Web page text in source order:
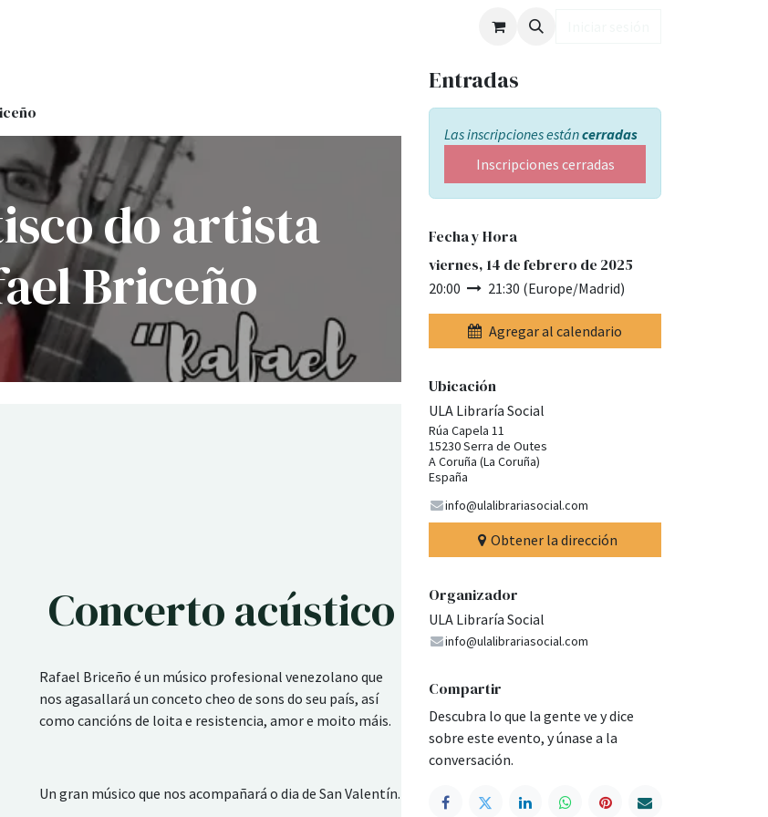
do artista
Briceño
Concerto acústico
Rafael Briceño é un músico profesional venezolano que
nos agasallará un conceto cheo de sons do seu país, así
como cancións de loita e resistencia, amor e moito máis.
Un gran músico que nos acompañará o dia de San Valentín.
Entradas
Las inscripciones estáncerradas
Inscripciones cerradas
Fecha y Hora
viernes, 14 de febrero de 2025
20:00 21:30 (Europe/Madrid)
Agregar al calendario
Ubicación
ULA Libraría Social
Rúa Capela 11
15230 Serra de Outes
A Coruña (La Coruña)
España
info@ulalibrariasocial.com
Obtener la dirección
Organizador
ULA Libraría Social
info@ulalibrariasocial.com
Compartir
Descubra lo que la gente ve y dice
sobre este evento, y únase a la
conversación.